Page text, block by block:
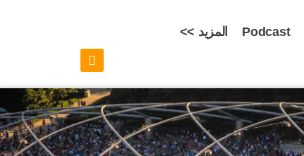
Podcast المزيد >>